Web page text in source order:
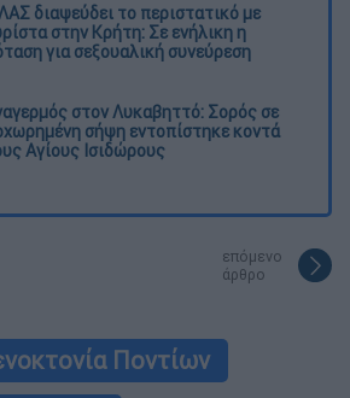
διαψεύδει το περιστατικό με
στην Κρήτη: Σε ενήλικη η
για σεξουαλική συνεύρεση
στον Λυκαβηττό: Σορός σε
σήψη εντοπίστηκε κοντά
Αγίους Ισιδώρους
επόμενο
άρθρο
Ποντίων